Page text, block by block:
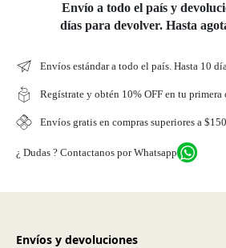
Envío a todo el país y
días para devolver. Hasta
Envíos estándar a todo el país. Hasta 10
Regístrate y obtén 10% OFF en tu primera
Envíos gratis en compras superiores a
¿ Dudas ? Contactanos por Whatsapp
Envíos y devoluciones